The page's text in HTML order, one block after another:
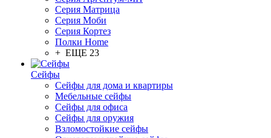
Серия Матрица
Серия Моби
Серия Кортез
Полки Home
+ ЕЩЕ 23
Сейфы
Сейфы для дома и квартиры
Мебельные сейфы
Сейфы для офиса
Сейфы для оружия
Взломостойкие сейфы